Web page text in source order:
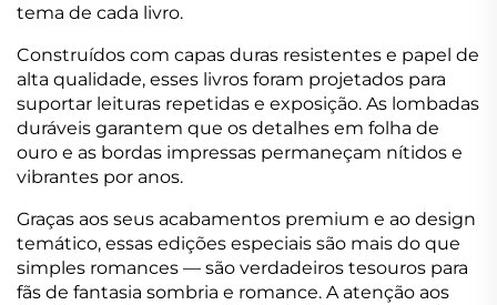
tema de cada livro.
Construídos com capas duras resistentes e papel de
alta qualidade, esses livros foram projetados para
suportar leituras repetidas e exposição. As lombadas
duráveis garantem que os detalhes em folha de
ouro e as bordas impressas permaneçam nítidos e
vibrantes por anos.
Graças aos seus acabamentos premium e ao design
temático, essas edições especiais são mais do que
simples romances — são verdadeiros tesouros para
fãs de fantasia sombria e romance. A atenção aos